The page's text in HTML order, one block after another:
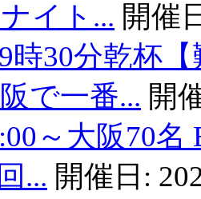
イト... 開催
時30分乾杯
で一番... 開
～大阪70
... 開催日: